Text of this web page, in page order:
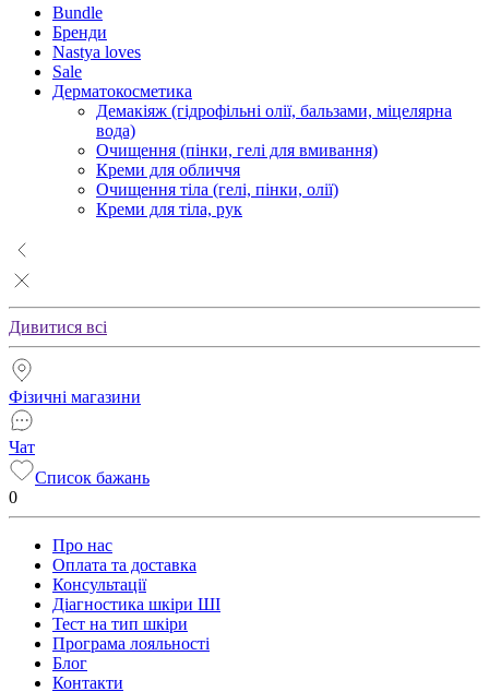
Bundle
Бренди
Nastya loves
Sale
Дерматокосметика
Демакіяж (гідрофільні олії, бальзами, міцелярна
вода)
Очищення (пінки, гелі для вмивання)
Креми для обличчя
Очищення тіла (гелі, пінки, олії)
Креми для тіла, рук
Дивитися всі
Фізичні магазини
Чат
Список бажань
0
Про нас
Оплата та доставка
Консультації
Діагностика шкіри ШІ
Тест на тип шкіри
Програма лояльності
Блог
Контакти